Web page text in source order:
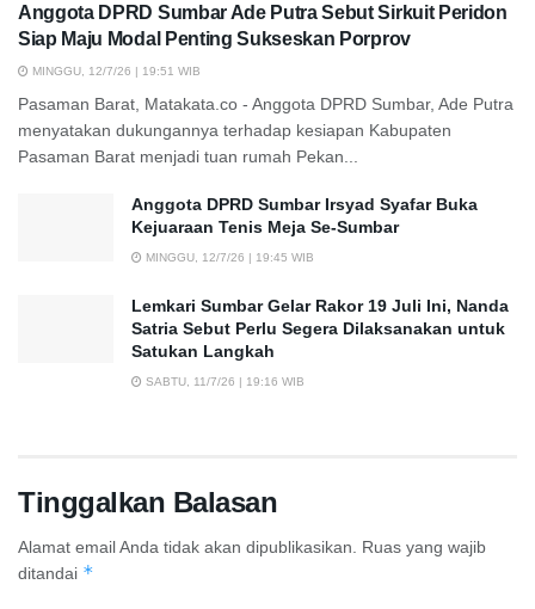
Anggota DPRD Sumbar Ade Putra Sebut Sirkuit Peridon
Siap Maju Modal Penting Sukseskan Porprov
MINGGU, 12/7/26 | 19:51 WIB
Pasaman Barat, Matakata.co - Anggota DPRD Sumbar, Ade Putra
menyatakan dukungannya terhadap kesiapan Kabupaten
Pasaman Barat menjadi tuan rumah Pekan...
Anggota DPRD Sumbar Irsyad Syafar Buka
Kejuaraan Tenis Meja Se-Sumbar
MINGGU, 12/7/26 | 19:45 WIB
Lemkari Sumbar Gelar Rakor 19 Juli Ini, Nanda
Satria Sebut Perlu Segera Dilaksanakan untuk
Satukan Langkah
SABTU, 11/7/26 | 19:16 WIB
Tinggalkan Balasan
Alamat email Anda tidak akan dipublikasikan.
Ruas yang wajib
ditandai *